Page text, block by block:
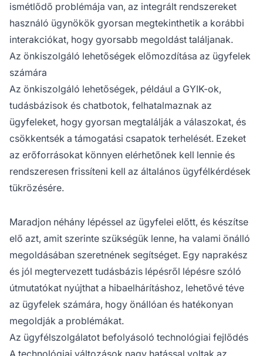
ismétlődő problémája van, az integrált rendszereket
használó ügynökök gyorsan megtekinthetik a korábbi
interakciókat, hogy gyorsabb megoldást találjanak.
Az önkiszolgáló lehetőségek előmozdítása az ügyfelek
számára
Az önkiszolgáló lehetőségek, például a GYIK-ok,
tudásbázisok és chatbotok, felhatalmaznak az
ügyfeleket, hogy gyorsan megtalálják a válaszokat, és
csökkentsék a támogatási csapatok terhelését. Ezeket
az erőforrásokat könnyen elérhetőnek kell lennie és
rendszeresen frissíteni kell az általános ügyfélkérdések
tükrözésére.
Maradjon néhány lépéssel az ügyfelei előtt, és készítse
elő azt, amit szerinte szükségük lenne, ha valami önálló
megoldásában szeretnének segítséget. Egy naprakész
és jól megtervezett tudásbázis lépésről lépésre szóló
útmutatókat nyújthat a hibaelhárításhoz, lehetővé téve
az ügyfelek számára, hogy önállóan és hatékonyan
megoldják a problémákat.
Az ügyfélszolgálatot befolyásoló technológiai fejlődés